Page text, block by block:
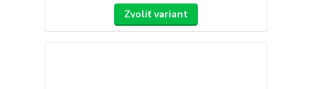
Zvoliť variant